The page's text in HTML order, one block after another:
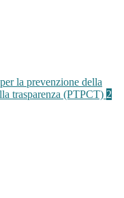
la prevenzione della
trasparenza (PTPCT) 2